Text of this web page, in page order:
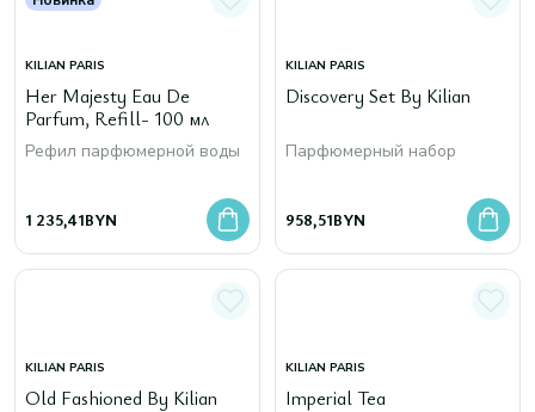
KILIAN PARIS
Her Majesty Eau De
Parfum, Refill- 100 мл
Рефил парфюмерной воды
1 235,41BYN
KILIAN PARIS
Discovery Set By Kilian
Парфюмерный набор
958,51BYN
KILIAN PARIS
Old Fashioned By Kilian
KILIAN PARIS
Imperial Tea